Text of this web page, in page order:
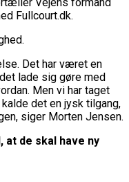
Og Finske
Skal Møde I
En EM-Billet
Skuffer Igen I
Sig Tidligt
Åbner FIBA Europe
På Youth
“Vores Mål
Stortalent
I Debut I Youth
Topbasket
Stjerne Skifter Til
Klub
Siger Farvel Til
– Skifter Til
League
Deltagelse I Fare:
Lige Nu
Skal Have
Verdensmester For
VM-Bronze Efter
Mod
Basketliga-Spillere
OL-
USA Samler
Til OL 2024
Sender
Til Jr. NBA
Til Sommer
Vejen
Op I
Fullcourt.dk.
Det har været en
lade sig gøre med
Men vi har taget
det en jysk tilgang,
siger Morten Jensen.
at de skal have ny